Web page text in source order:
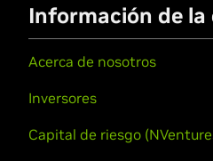
Información de la
Acerca de nosotros
Inversores
Capital de riesgo